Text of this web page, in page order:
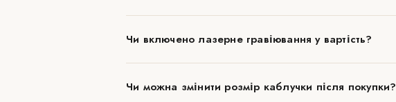
Чи включено лазерне гравіювання у вартість?
Чи можна змінити розмір каблучки після покупки?